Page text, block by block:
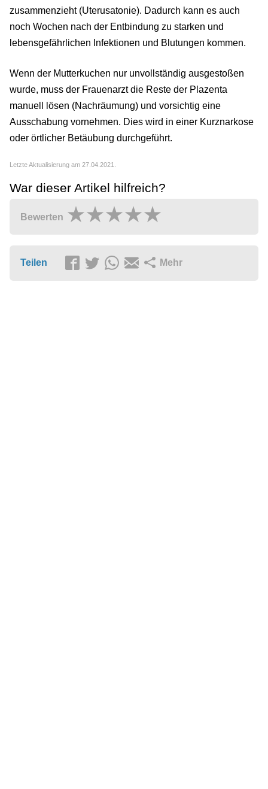
zusammenzieht (Uterusatonie). Dadurch kann es auch
noch Wochen nach der Entbindung zu starken und
lebensgefährlichen Infektionen und Blutungen kommen.
Wenn der Mutterkuchen nur unvollständig ausgestoßen
wurde, muss der Frauenarzt die Reste der Plazenta
manuell lösen (Nachräumung) und vorsichtig eine
Ausschabung vornehmen. Dies wird in einer Kurznarkose
oder örtlicher Betäubung durchgeführt.
Letzte Aktualisierung am 27.04.2021.
War dieser Artikel hilfreich?
Bewerten
Teilen Mehr